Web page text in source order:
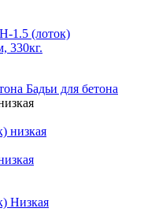
Бадьи для бетона